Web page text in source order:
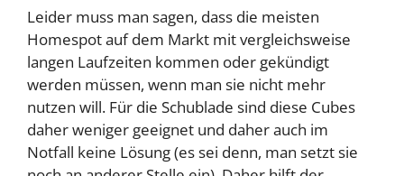
Leider muss man sagen, dass die meisten
Homespot auf dem Markt mit vergleichsweise
langen Laufzeiten kommen oder gekündigt
werden müssen, wenn man sie nicht mehr
nutzen will. Für die Schublade sind diese Cubes
daher weniger geeignet und daher auch im
Notfall keine Lösung (es sei denn, man setzt sie